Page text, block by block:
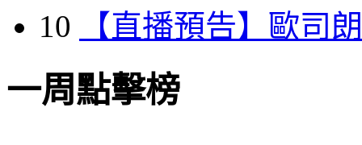
10
【直播預告】歐司
一周點擊榜